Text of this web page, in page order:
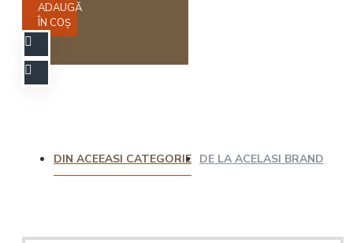
ADAUGĂ
ÎN COŞ
DIN ACEEASI CATEGORIE DE LA ACELASI BRAND